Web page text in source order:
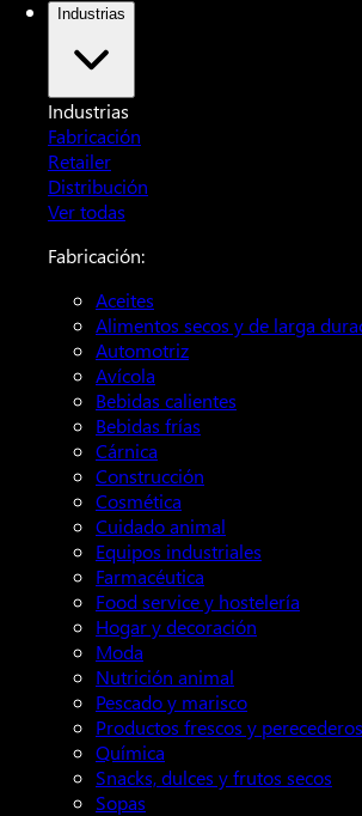
Industrias
Industrias
Fabricación
Retailer
Distribución
Ver todas
Fabricación:
Aceites
Alimentos secos y de larga
Automotriz
Avícola
Bebidas calientes
Bebidas frías
Cárnica
Construcción
Cosmética
Cuidado animal
Equipos industriales
Farmacéutica
Food service y hostelería
Hogar y decoración
Moda
Nutrición animal
Pescado y marisco
Productos frescos y perecederos
Química
Snacks, dulces y frutos secos
Sopas